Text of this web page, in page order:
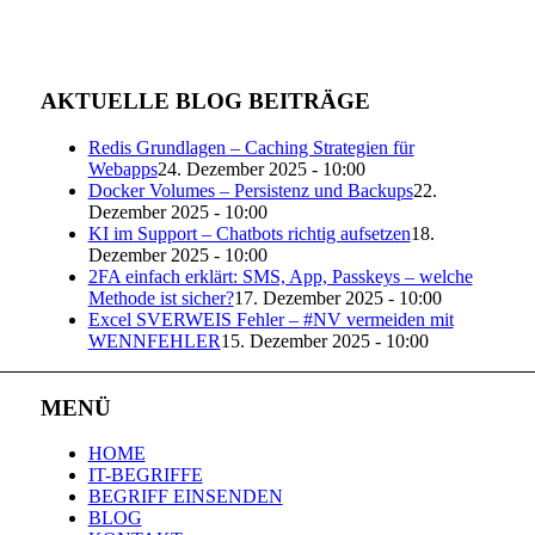
AKTUELLE BLOG BEITRÄGE
Redis Grundlagen – Caching Strategien für
Webapps24. Dezember 2025 - 10:00
Docker Volumes – Persistenz und Backups22.
Dezember 2025 - 10:00
KI im Support – Chatbots richtig aufsetzen18.
Dezember 2025 - 10:00
2FA einfach erklärt: SMS, App, Passkeys – welche
Methode ist sicher?17. Dezember 2025 - 10:00
Excel SVERWEIS Fehler – #NV vermeiden mit
WENNFEHLER15. Dezember 2025 - 10:00
MENÜ
HOME
IT-BEGRIFFE
BEGRIFF EINSENDEN
BLOG